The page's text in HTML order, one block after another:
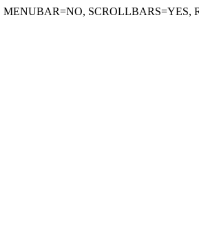
MENUBAR=NO, SCROLLBARS=YES,